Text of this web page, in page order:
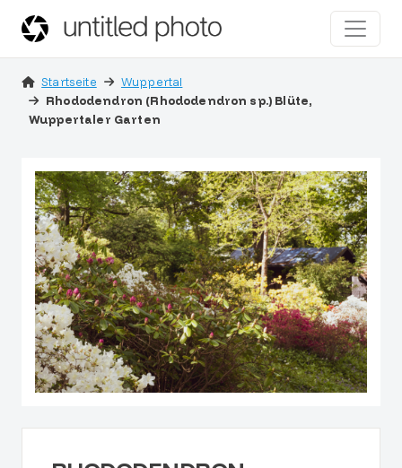
Startseite
Wuppertal
Rhododendron (Rhododendron sp.) Blüte,
Wuppertaler Garten